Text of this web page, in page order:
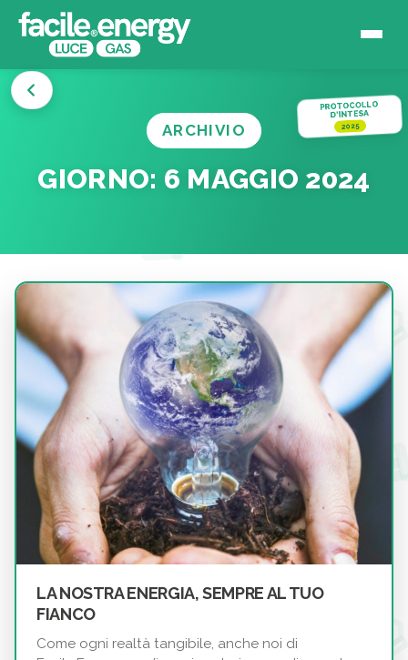
PROTOCOLLO
D'INTESA
2025
ARCHIVIO
GIORNO: 6 MAGGIO 2024
LA NOSTRA ENERGIA, SEMPRE AL TUO
FIANCO
Come ogni realtà tangibile, anche noi di